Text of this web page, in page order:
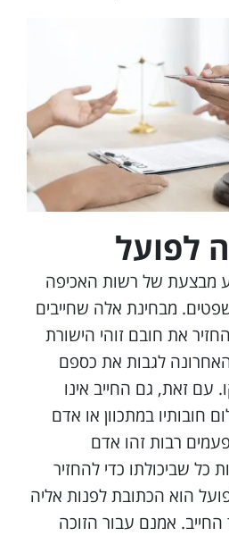
לפועל
מבצעת של רשות האכיפה
מבחינת אלה שחייבים
את חובם זוהי הישורת
לגבות את כספם
עם זאת, גם החייב אינו
במתכוון או אדם
רבות זהו אדם
שביכולתו כדי להחזיר
הוא הכתובת לפנות אליה
אמנם עבור הזוכה